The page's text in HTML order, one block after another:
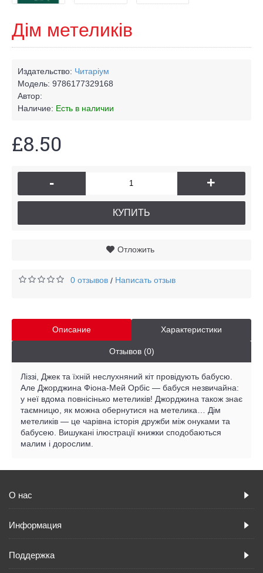
Дім метеликів
Издательство: Читаріум
Модель: 9786177329168
Автор:
Наличие: Есть в наличии
£8.50
- +
КУПИТЬ
Отложить
0 отзывов / Написать отзыв
Описание Характеристики
Отзывов (0)
Ліззі, Джек та їхній неслухняний кіт провідують бабусю.
Але Джорджина Фіона-Мей Орбіс — бабуся незвичайна:
у неї вдома повнісінько метеликів! Джорджина також знає
таємницю, як можна обернутися на метелика… Дім
метеликів — це чарівна історія дружби між онуками та
бабусею. Вишукані ілюстрації книжки сподобаються
малим і дорослим.
О нас
Информация
Поддержка